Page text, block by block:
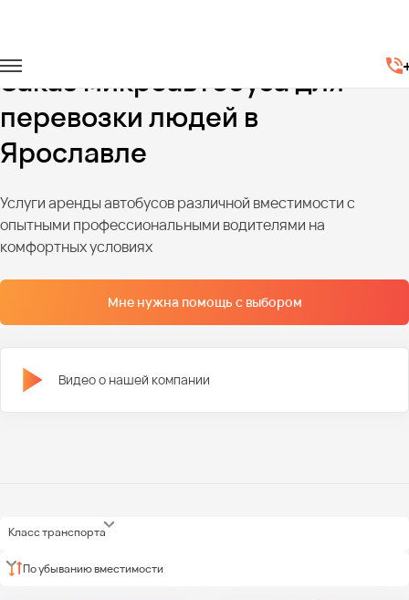
Заказ микроавтобуса для
перевозки людей в
Ярославле
Услуги аренды автобусов различной вместимости с
опытными профессиональными водителями на
комфортных условиях
Мне нужна помощь с выбором
Видео о нашей компании
Класс транспорта
По убыванию вместимости